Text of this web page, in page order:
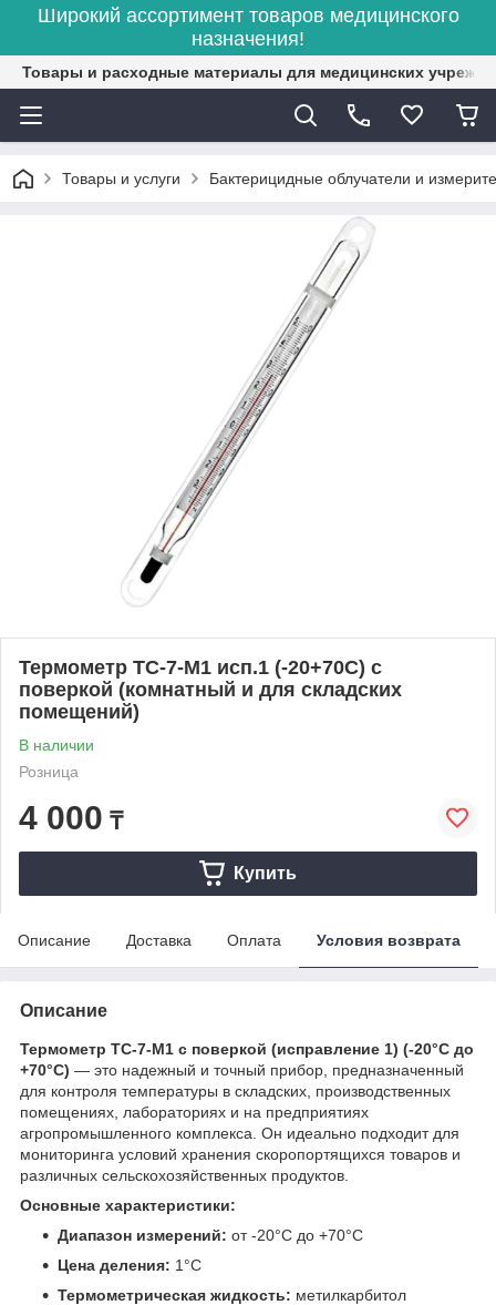
Широкий ассортимент товаров медицинского
назначения!
Товары и расходные материалы для медицинских
Товары и услуги Бактерицидные облучатели и
Термометр ТС-7-М1 исп.1 (-20+70С) с
поверкой (комнатный и для складских
помещений)
В наличии
Розница
4 000 ₸
Купить
Описание Доставка Оплата Условия возврата
Описание
Термометр ТС-7-М1 с поверкой (исправление 1) (-20°C до
+70°C) — это надежный и точный прибор, предназначенный
для контроля температуры в складских, производственных
помещениях, лабораториях и на предприятиях
агропромышленного комплекса. Он идеально подходит для
мониторинга условий хранения скоропортящихся товаров и
различных сельскохозяйственных продуктов.
Основные характеристики:
Диапазон измерений: от -20°C до +70°C
Цена деления: 1°C
Термометрическая жидкость: метилкарбитол